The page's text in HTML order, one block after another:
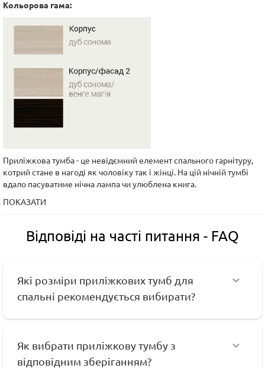
Кольорова гама:
Приліжкова тумба - це невідємний елемент спального гарнітуру,
котрий стане в нагоді як чоловіку так і жінці. На цій нічній тумбі
вдало пасуватиме нічна лампа чи улюблена книга.
ПОКАЗАТИ
Відповіді на часті питання - FAQ
Які розміри приліжкових тумб для
спальні рекомендується вибирати?
Як вибрати приліжкову тумбу з
відповідним зберіганням?